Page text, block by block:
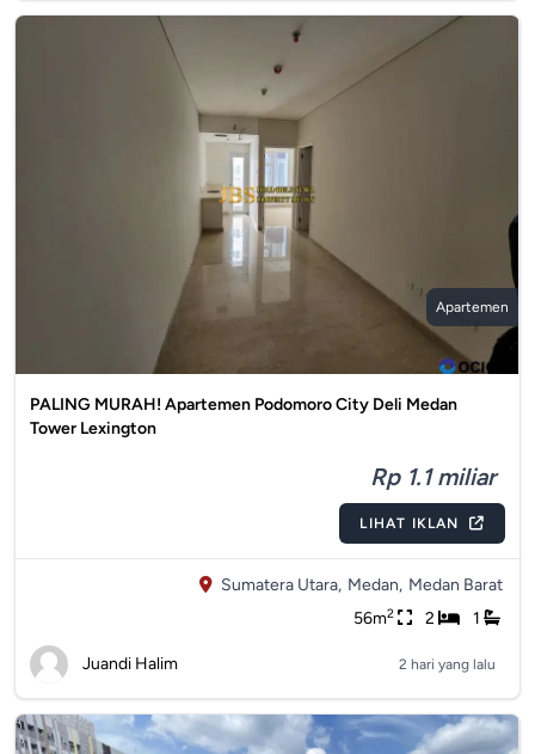
Apartemen
PALING MURAH! Apartemen Podomoro City Deli Medan
Tower Lexington
Rp 1.1 miliar
LIHAT IKLAN
Sumatera Utara, Medan, Medan Barat
56m2 2 1
Juandi Halim 2 hari yang lalu